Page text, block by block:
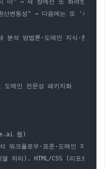
마" → 새 창에선 또 화려한 형용
산변동성" → 다음에는 또 '샤프-
분석 방법론·도메인 지식·톤 규
메인 전문성 패키지화
웹)
크플로우·표준·도메인 지식
처리), HTML/CSS (리포트 렌더